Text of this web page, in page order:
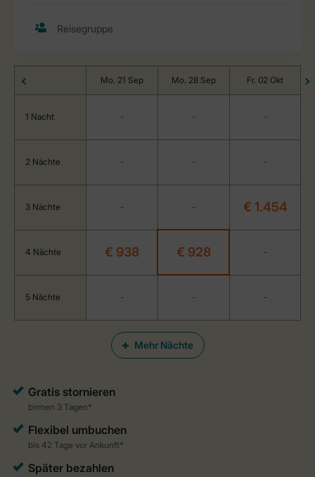
Mehr Nächte
Mo. 21 Sep Mo. 28 Sep Fr. 02 Okt
1 Nacht - - -
2 Nächte - - -
3 Nächte - - € 1.454
4 Nächte € 938 € 928 -
5 Nächte - - -